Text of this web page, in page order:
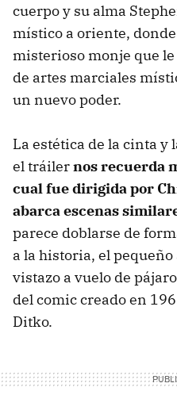
cuerpo y su alma
místico a oriente,
misterioso monje que
de artes marciales
un nuevo poder.
La estética de la cinta y
el tráilernos recuerda
cual fue dirigida por
abarca escenas
parece doblarse de
a la historia, el
vistazo a vuelo de
del comic creado en
Ditko.